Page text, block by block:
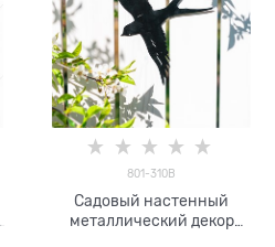
801-310B
Садовый настенный
металлический декор